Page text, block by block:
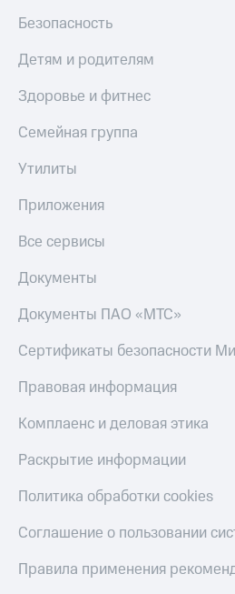
Безопасность
Детям и родителям
Здоровье и фитнес
Семейная группа
Утилиты
Приложения
Все сервисы
Документы
Документы ПАО «МТС»
Сертификаты безопасности
Правовая информация
Комплаенс и деловая этика
Раскрытие информации
Политика обработки cookies
Соглашение о пользовании
Правила применения